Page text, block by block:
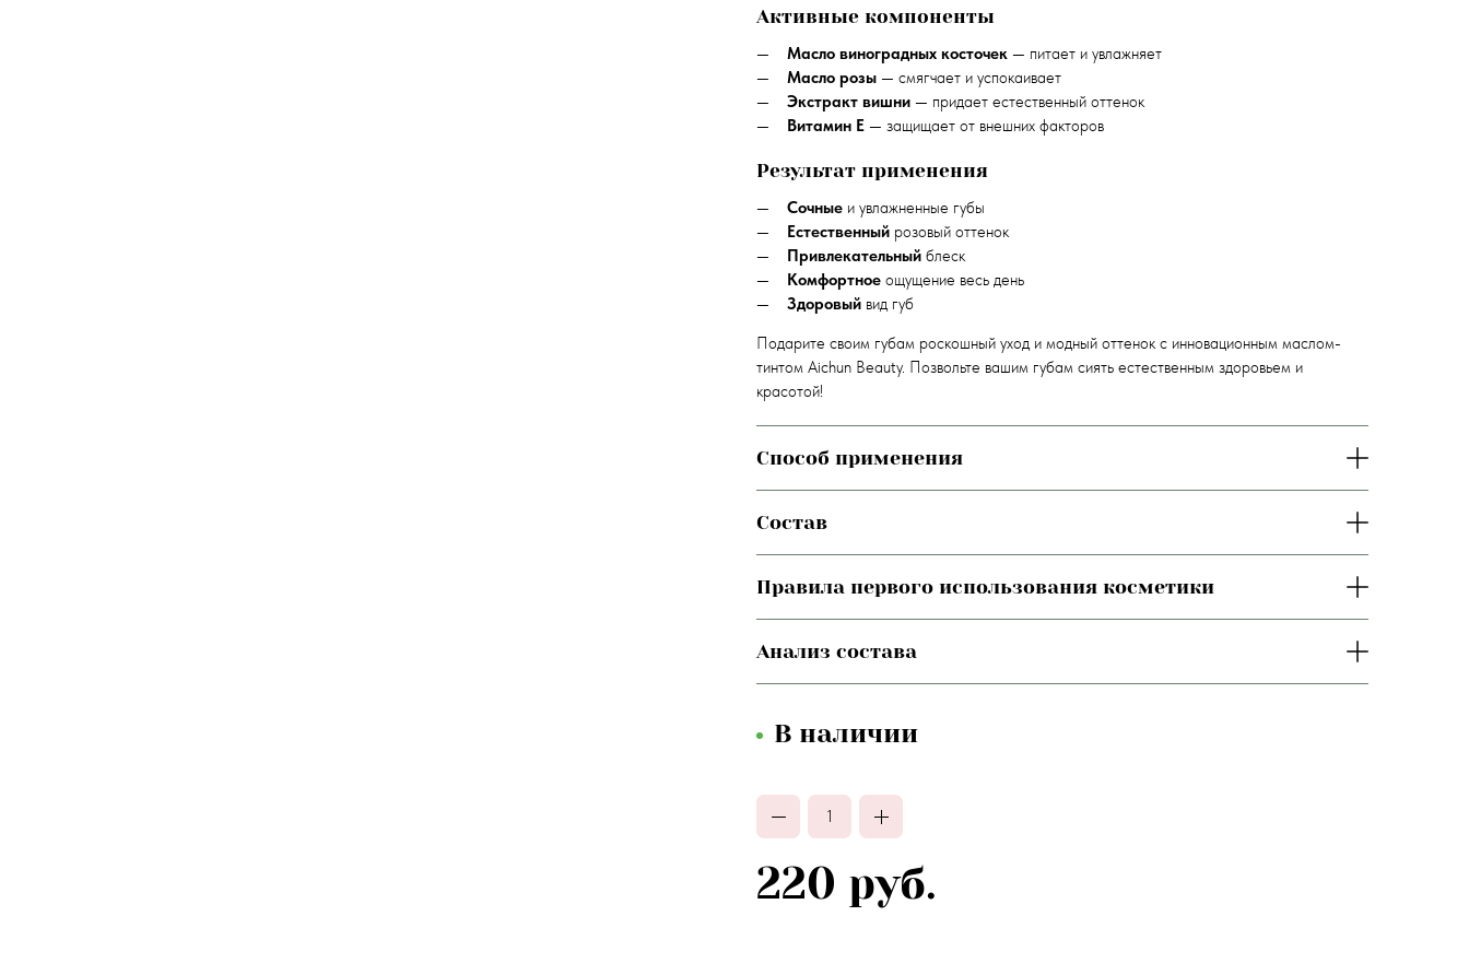
Активные компоненты
Масло виноградных косточек— питает и увлажняет
Масло розы— смягчает и успокаивает
Экстракт вишни— придает естественный оттенок
Витамин E— защищает от внешних факторов
Результат применения
Сочныеи увлажненные губы
Естественныйрозовый оттенок
Привлекательныйблеск
Комфортноеощущение весь день
Здоровыйвид губ
Подарите своим губам роскошный уход и модный оттенок с инновационным маслом-
тинтом Aichun Beauty. Позвольте вашим губам сиять естественным здоровьем и
красотой!
Способ применения
Состав
Правила первого использования косметики
Анализ состава
В наличии
220 руб.